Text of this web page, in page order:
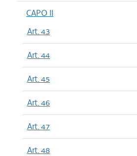
CAPO II
Art. 43
Art. 44
Art. 45
Art. 46
Art. 47
Art. 48